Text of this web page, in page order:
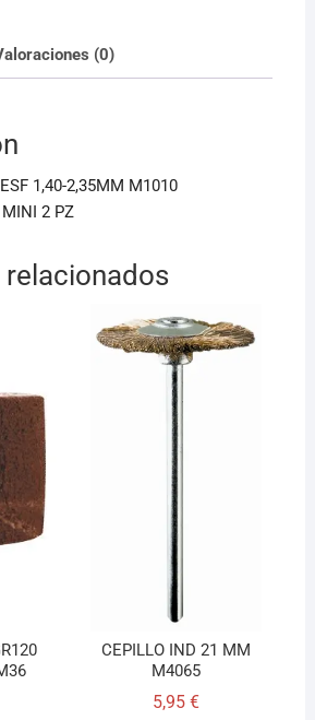
(0)
1,40-2,35MM M1010
MINI 2 PZ
CEPILLO IND 21 MM
M4065
5,95 €